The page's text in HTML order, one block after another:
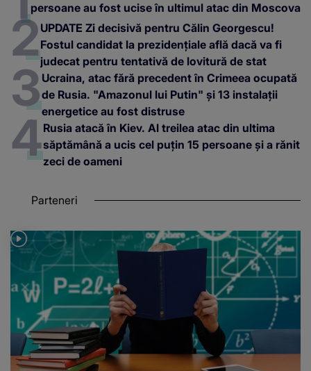
persoane au fost ucise în ultimul atac din Moscova
UPDATE Zi decisivă pentru Călin Georgescu!
Fostul candidat la prezidențiale află dacă va fi
judecat pentru tentativă de lovitură de stat
Ucraina, atac fără precedent în Crimeea ocupată
de Rusia. "Amazonul lui Putin" și 13 instalații
energetice au fost distruse
Rusia atacă în Kiev. Al treilea atac din ultima
săptămână a ucis cel puțin 15 persoane și a rănit
zeci de oameni
Parteneri